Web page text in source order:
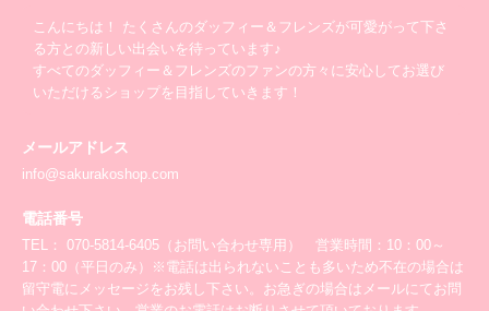
こんにちは！ たくさんのダッフィー＆フレンズが可愛がって下さ
る方との新しい出会いを待っています♪
すべてのダッフィー＆フレンズのファンの方々に安心してお選び
いただけるショップを目指していきます！
メールアドレス
info@sakurakoshop.com
電話番号
TEL： 070-5814-6405（お問い合わせ専用） 営業時間：10：00～
17：00（平日のみ）※電話は出られないことも多いため不在の場合は
留守電にメッセージをお残し下さい。お急ぎの場合はメールにてお問